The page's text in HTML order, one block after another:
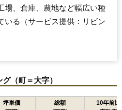
場、倉庫、農地など幅広い種
いる（サービス提供：リビン
（町＝大字）
坪単価
総額
10年前比